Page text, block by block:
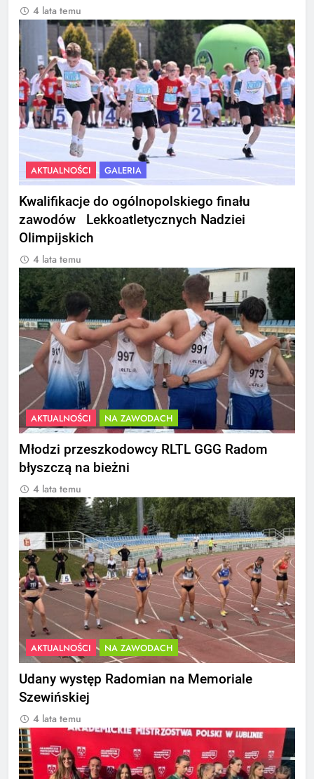
4 lata temu
AKTUALNOŚCI GALERIA
Kwalifikacje do ogólnopolskiego finału
zawodów Lekkoatletycznych Nadziei
Olimpijskich
4 lata temu
AKTUALNOŚCI NA ZAWODACH
Młodzi przeszkodowcy RLTL GGG Radom
błyszczą na bieżni
4 lata temu
AKTUALNOŚCI NA ZAWODACH
Udany występ Radomian na Memoriale
Szewińskiej
4 lata temu